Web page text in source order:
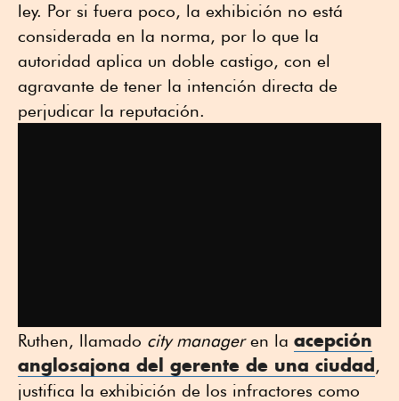
ley. Por si fuera poco, la exhibición no está
considerada en la norma, por lo que la
autoridad aplica un doble castigo, con el
agravante de tener la intención directa de
perjudicar la reputación.
Ruthen, llamado city manageren la acepción
anglosajona del gerente de una ciudad,
justifica la exhibición de los infractores como